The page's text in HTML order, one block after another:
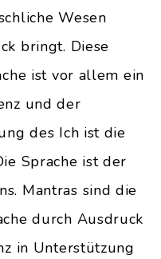
Wesen
bringt. Diese
ist vor allem ein
und der
des Ich ist die
Sprache ist der
Mantras sind die
durch Ausdruck
in Unterstützung